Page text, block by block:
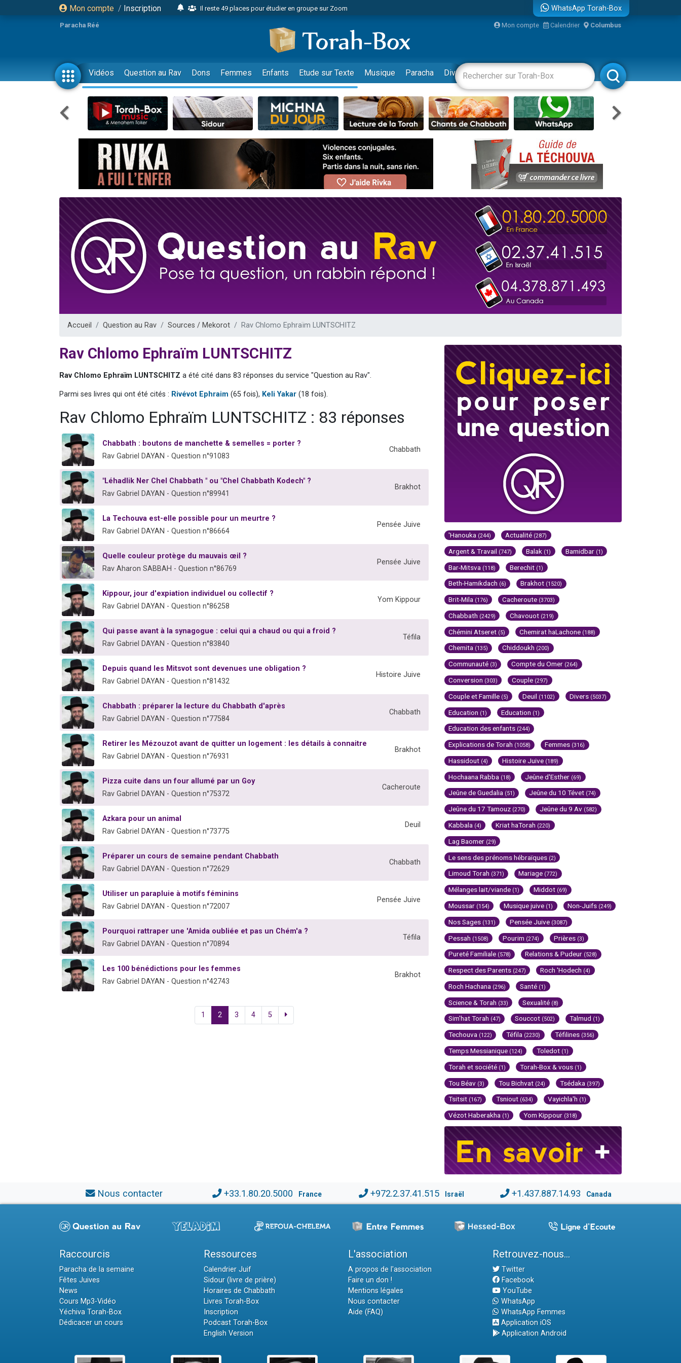
Mon compte / Inscription
Il reste 49 places pour étudier en groupe sur Zoom
2 personnes viennent de nous rejoindre sur WhatsApp
6 personnes viennent de nous rejoindre sur WhatsApp
4 personnes viennent de faire un don pour Reloger Rivka, 6 enfants, victime de violences...
2 personnes viennent de faire un don pour 1 Journée de Vacances Pour les Enfants
17 personnes viennent de demander une bénédiction
4 personnes viennent de nous rejoindre sur WhatsApp
Il reste 49 places pour étudier en groupe sur Zoom
Eva vient de donner son Maasser
4 personnes viennent de nous rejoindre sur WhatsApp
3 personnes viennent de nous rejoindre sur WhatsApp
Odaya vient de donner son Maasser
3 personnes viennent de faire un don pour 5 jours de vacances aux Orphelins
2 personnes viennent de nous rejoindre sur WhatsApp
13 personnes viennent de demander une bénédiction
30 personnes viennent de faire un don pour Sauvez la jambe de Yohan
Il reste 49 places pour étudier en groupe sur Zoom
12 nouvelles musiques dans Torah-Box Music
WhatsApp Torah-Box
Paracha Réé Mon compte Calendrier Columbus
Vidéos Question au Rav Dons Femmes Enfants Etude sur Texte Musique Paracha Divertissements Livres Rabbanim
Accueil Question au Rav Sources / Mekorot Rav Chlomo Ephraïm LUNTSCHITZ
Rav Chlomo Ephraïm LUNTSCHITZ
Rav Chlomo Ephraïm LUNTSCHITZ a été cité dans 83 réponses du service "Question au Rav".
Parmi ses livres qui ont été cités : Rivévot Ephraim (65 fois), Keli Yakar (18 fois).
Rav Chlomo Ephraïm LUNTSCHITZ : 83 réponses
Chabbath : boutons de manchette & semelles = porter ?
Rav Gabriel DAYAN - Question n°91083
Chabbath
"Léhadlik Ner Chel Chabbath " ou "Chel Chabbath Kodech" ?
Rav Gabriel DAYAN - Question n°89941
Brakhot
La Techouva est-elle possible pour un meurtre ?
Rav Gabriel DAYAN - Question n°86664
Pensée Juive
Quelle couleur protège du mauvais œil ?
Rav Aharon SABBAH - Question n°86769
Pensée Juive
Kippour, jour d'expiation individuel ou collectif ?
Rav Gabriel DAYAN - Question n°86258
Yom Kippour
Qui passe avant à la synagogue : celui qui a chaud ou qui a froid ?
Rav Gabriel DAYAN - Question n°83840
Téfila
Depuis quand les Mitsvot sont devenues une obligation ?
Rav Gabriel DAYAN - Question n°81432
Histoire Juive
Chabbath : préparer la lecture du Chabbath d'après
Rav Gabriel DAYAN - Question n°77584
Chabbath
Retirer les Mézouzot avant de quitter un logement : les détails à connaitre
Rav Gabriel DAYAN - Question n°76931
Brakhot
Pizza cuite dans un four allumé par un Goy
Rav Gabriel DAYAN - Question n°75372
Cacheroute
Azkara pour un animal
Rav Gabriel DAYAN - Question n°73775
Deuil
Préparer un cours de semaine pendant Chabbath
Rav Gabriel DAYAN - Question n°72629
Chabbath
Utiliser un parapluie à motifs féminins
Rav Gabriel DAYAN - Question n°72007
Pensée Juive
Pourquoi rattraper une 'Amida oubliée et pas un Chém'a ?
Rav Gabriel DAYAN - Question n°70894
Téfila
Les 100 bénédictions pour les femmes
Rav Gabriel DAYAN - Question n°42743
Brakhot
1 2 3 4 5
'Hanouka (244) Actualité (287)
Argent & Travail (747) Balak (1) Bamidbar (1)
Bar-Mitsva (118) Berechit (1)
Beth-Hamikdach (6) Brakhot (1520)
Brit-Mila (176) Cacheroute (3703)
Chabbath (2429) Chavouot (219)
Chémini Atseret (5) Chemirat haLachone (188)
Chemita (135) Chiddoukh (200)
Communauté (3) Compte du Omer (264)
Conversion (303) Couple (297)
Couple et Famille (5) Deuil (1102) Divers (5037)
Education (1) Education (1)
Education des enfants (244)
Explications de Torah (1058) Femmes (316)
Hassidout (4) Histoire Juive (189)
Hochaana Rabba (18) Jeûne d'Esther (69)
Jeûne de Guedalia (51) Jeûne du 10 Tévet (74)
Jeûne du 17 Tamouz (270) Jeûne du 9 Av (582)
Kabbala (4) Kriat haTorah (220)
Lag Baomer (29)
Le sens des prénoms hébraïques (2)
Limoud Torah (371) Mariage (772)
Mélanges lait/viande (1) Middot (69)
Moussar (154) Musique juive (1) Non-Juifs (249)
Nos Sages (131) Pensée Juive (3087)
Pessah (1508) Pourim (274) Prières (3)
Pureté Familiale (578) Relations & Pudeur (528)
Respect des Parents (247) Roch 'Hodech (4)
Roch Hachana (296) Santé (1)
Science & Torah (33) Sexualité (8)
Sim'hat Torah (47) Souccot (502) Talmud (1)
Techouva (122) Téfila (2230) Téfilines (356)
Temps Messianique (124) Toledot (1)
Torah et société (1) Torah-Box & vous (1)
Tou Béav (3) Tou Bichvat (24) Tsédaka (397)
Tsitsit (167) Tsniout (634) Vayichla'h (1)
Vézot Haberakha (1) Yom Kippour (318)
Nous contacter +33.1.80.20.5000 France +972.2.37.41.515 Israël +1.437.887.14.93 Canada
Raccourcis
Paracha de la semaine
Fêtes Juives
News
Cours Mp3-Vidéo
Yéchiva Torah-Box
Dédicacer un cours
Ressources
Calendrier Juif
Sidour (livre de prière)
Horaires de Chabbath
Livres Torah-Box
Inscription
Podcast Torah-Box
English Version
L'association
A propos de l'association
Faire un don !
Mentions légales
Nous contacter
Aide (FAQ)
Retrouvez-nous...
Twitter
Facebook
YouTube
WhatsApp
WhatsApp Femmes
Application iOS
Application Android